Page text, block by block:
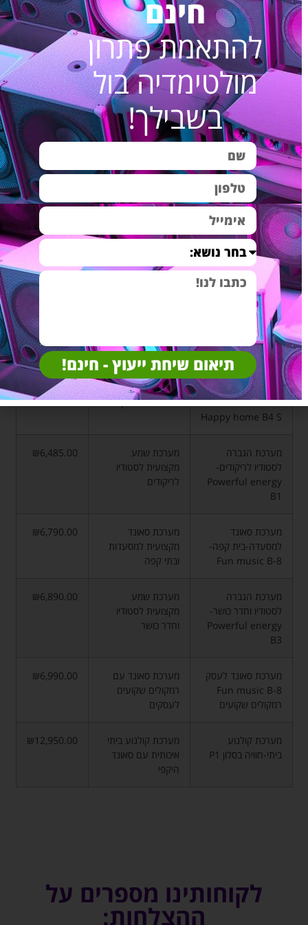
Happy home A4
גבוהה
מערכת סאונד לעסק
Fun music B-6
רמקולים שקועים
מערכת סאונד
לעסקים ולחנויות עם
רמקולים שקועים
₪5,290.00
מערכת סאונד
למסעדה-בית קפה-
Fun music B2
מערכת סאונד
איכותית למסעדות
ובתי קפה
₪5,390.00
מערכת הגברה
לסטודיו לריקודים-
Powerful energy
B3
לריקודים
₪5,690.00
מערכת רמקולים
שקועים לבית-
Happy home B4
לבית
₪5,990.00
מערכת סאונד
למסעדה\בית קפה-
Fun music B1
ובתי קפה
₪5,990.00
מערכת רמקולים
מעוצבים לבית-
Happy home B4 S
מערכת שמע איכותית
לבית בעיצוב יוקרתי
₪6,190.00
מערכת הגברה
לסטודיו לריקודים-
Powerful energy
B1
מערכת שמע
מקצועית לסטודיו
לריקודים
₪6,485.00
מערכת סאונד
למסעדה-בית קפה-
Fun music B-8
מערכת סאונד
מקצועית למסעדות
ובתי קפה
₪6,790.00
מערכת הגברה
לסטודיו וחדר כושר-
Powerful energy
B3
מערכת שמע
מקצועית לסטודיו
וחדר כושר
₪6,890.00
מערכת סאונד לעסק
Fun music B-8
רמקולים שקועים
מערכת סאונד עם
רמקולים שקועים
לעסקים
₪6,990.00
מערכת קולנוע
ביתי-חוויה בסלון P1
מערכת קולנוע ביתי
איכותית עם סאונד
היקפי
₪12,950.00
לקוחותינו מספרים על
ההצלחות:
חינם
להתאמת פתרון
מולטימדיה בול
בשבילך!
תיאום שיחת ייעוץ - חינם!